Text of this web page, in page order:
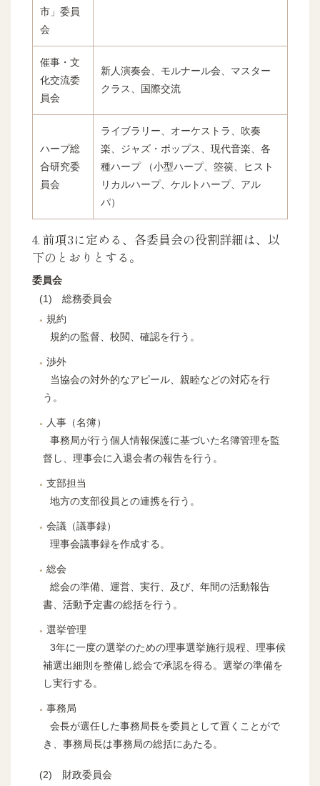
市」委員
会
催事・文
化交流委
員会
新人演奏会、モルナール会、マスター
クラス、国際交流
ハープ総
合研究委
員会
ライブラリー、オーケストラ、吹奏
楽、ジャズ・ポップス、現代音楽、各
種ハープ（小型ハープ、箜篌、ヒスト
リカルハープ、ケルトハープ、アル
パ）
4. 前項3に定める、各委員会の役割詳細は、以
下のとおりとする。
委員会
総務委員会
規約
規約の監督、校閲、確認を行う。
渉外
当協会の対外的なアピール、親睦などの対応を行
う。
人事（名簿）
事務局が行う個人情報保護に基づいた名簿管理を監
督し、理事会に入退会者の報告を行う。
支部担当
地方の支部役員との連携を行う。
会議（議事録）
理事会議事録を作成する。
総会
総会の準備、運営、実行、及び、年間の活動報告
書、活動予定書の総括を行う。
選挙管理
3年に一度の選挙のための理事選挙施行規程、理事候
補選出細則を整備し総会で承認を得る。選挙の準備を
し実行する。
事務局
会長が選任した事務局長を委員として置くことがで
き、事務局長は事務局の総括にあたる。
財政委員会